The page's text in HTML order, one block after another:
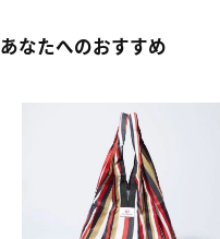
あなたへのおすすめ